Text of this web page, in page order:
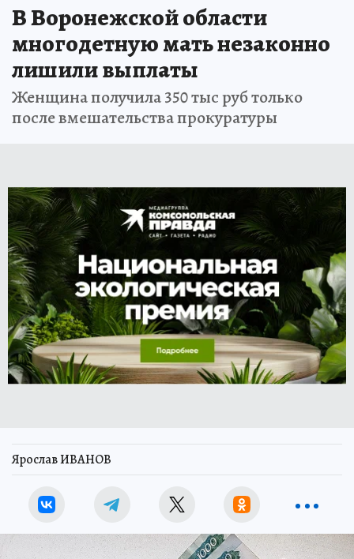
В Воронежской области
многодетную мать незаконно
лишили выплаты
Женщина получила 350 тыс руб только
после вмешательства прокуратуры
Ярослав ИВАНОВ